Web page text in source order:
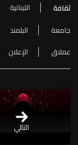
ثقافة
اللبنانية
جامعة
البلمند
عملاق
الإعلان
التالي